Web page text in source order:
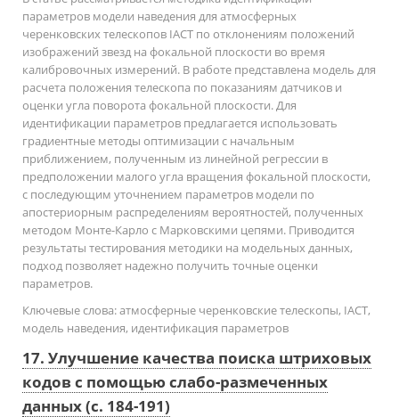
параметров модели наведения для атмосферных
черенковских телескопов IACT по отклонениям положений
изображений звезд на фокальной плоскости во время
калибровочных измерений. В работе представлена модель для
расчета положения телескопа по показаниям датчиков и
оценки угла поворота фокальной плоскости. Для
идентификации параметров предлагается использовать
градиентные методы оптимизации с начальным
приближением, полученным из линейной регрессии в
предположении малого угла вращения фокальной плоскости,
с последующим уточнением параметров модели по
апостериорным распределениям вероятностей, полученных
методом Монте-Карло с Марковскими цепями. Приводится
результаты тестирования методики на модельных данных,
подход позволяет надежно получить точные оценки
параметров.
Ключевые слова:атмосферные черенковские телескопы, IACT,
модель наведения, идентификация параметров
17. Улучшение качества поиска штриховых
кодов с помощью слабо-размеченных
данных (с. 184-191)